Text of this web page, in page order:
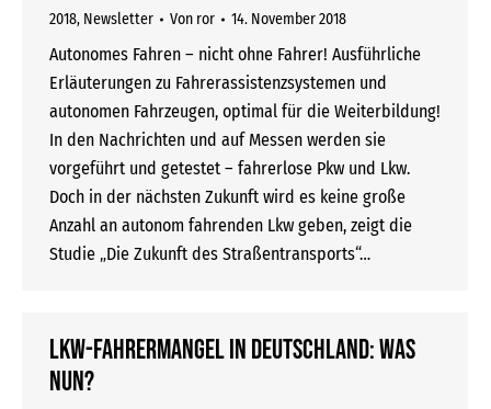
2018, Newsletter Von ror 14. November 2018
Autonomes Fahren – nicht ohne Fahrer! Ausführliche
Erläuterungen zu Fahrerassistenzsystemen und
autonomen Fahrzeugen, optimal für die Weiterbildung!
In den Nachrichten und auf Messen werden sie
vorgeführt und getestet – fahrerlose Pkw und Lkw.
Doch in der nächsten Zukunft wird es keine große
Anzahl an autonom fahrenden Lkw geben, zeigt die
Studie „Die Zukunft des Straßentransports“…
Lkw-Fahrermangel in Deutschland: Was
nun?